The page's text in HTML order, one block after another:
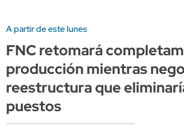
A partir de este lunes
FNC retomará
producción mientras
reestructura que
puestos